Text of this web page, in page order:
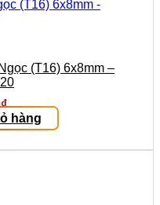
(T16) 6x8mm –
₫
hàng